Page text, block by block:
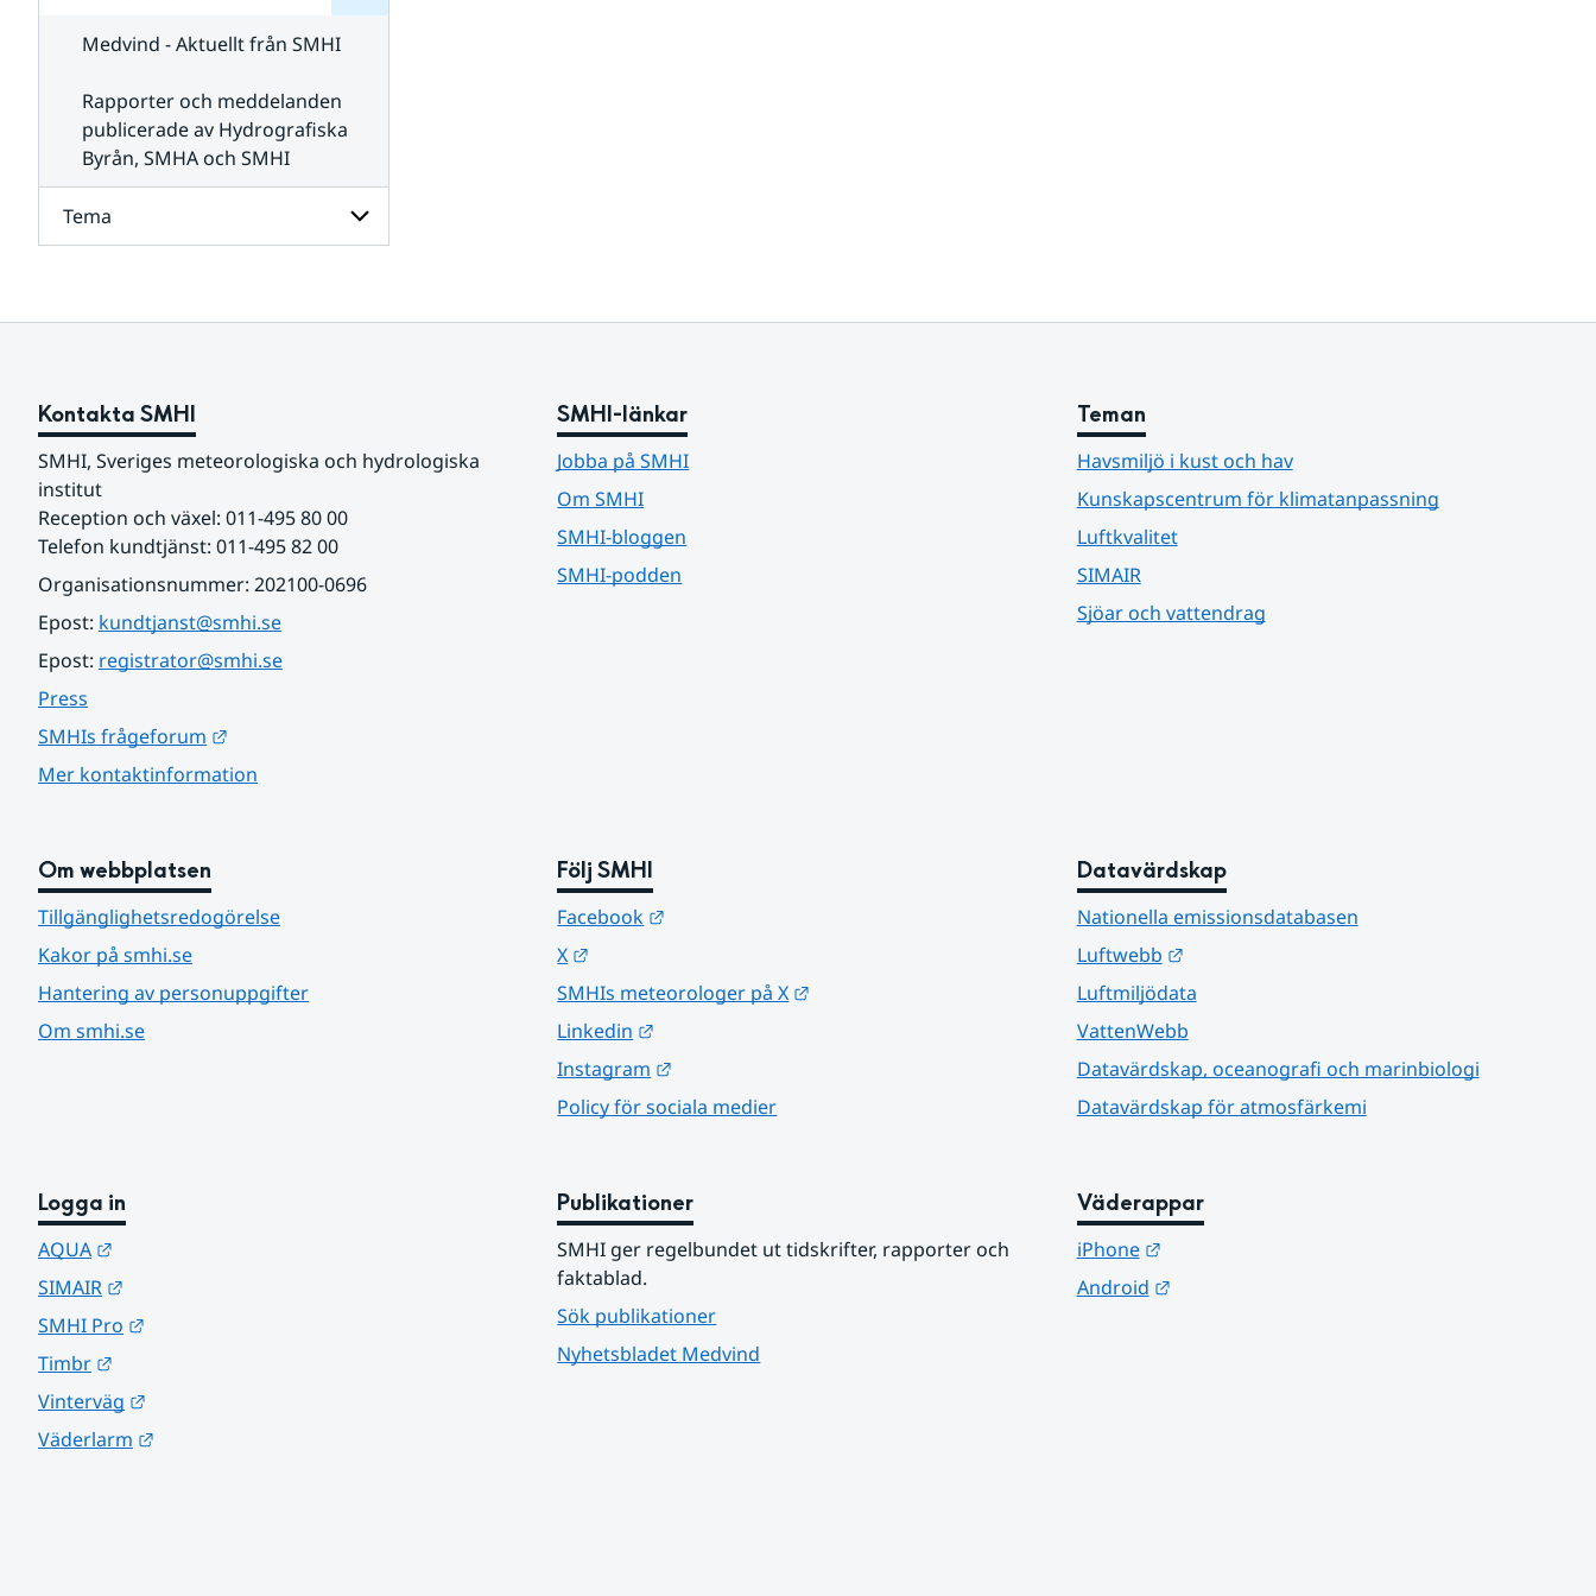
Kontakta
SMHI
Medvind - Aktuellt från SMHI
Rapporter och meddelanden
publicerade av Hydrografiska
Byrån, SMHA och SMHI
Tema
Tema
Kontakta SMHI
SMHI, Sveriges meteorologiska och hydrologiska
institut
Reception och växel: 011-495 80 00
Telefon kundtjänst: 011-495 82 00
Organisationsnummer: 202100-0696
Epost: kundtjanst@smhi.se
Epost: registrator@smhi.se
Press
SMHIs frågeforum
Mer kontaktinformation
SMHI-länkar
Jobba på SMHI
Om SMHI
SMHI-bloggen
SMHI-podden
Teman
Havsmiljö i kust och hav
Kunskapscentrum för klimatanpassning
Luftkvalitet
SIMAIR
Sjöar och vattendrag
Om webbplatsen
Tillgänglighetsredogörelse
Kakor på smhi.se
Hantering av personuppgifter
Om smhi.se
Följ SMHI
Facebook
X
SMHIs meteorologer på X
Linkedin
Instagram
Policy för sociala medier
Datavärdskap
Nationella emissionsdatabasen
Luftwebb
Länk till annan webbplats.
Luftmiljödata
VattenWebb
Datavärdskap, oceanografi och marinbiologi
Datavärdskap för atmosfärkemi
Logga in
AQUA
SIMAIR
SMHI Pro
Timbr
Vinterväg
Väderlarm
Publikationer
SMHI ger regelbundet ut tidskrifter, rapporter och
faktablad.
Sök publikationer
Nyhetsbladet Medvind
Väderappar
iPhone
Länk till annan webbplats.
Android
Länk till annan webbplats.